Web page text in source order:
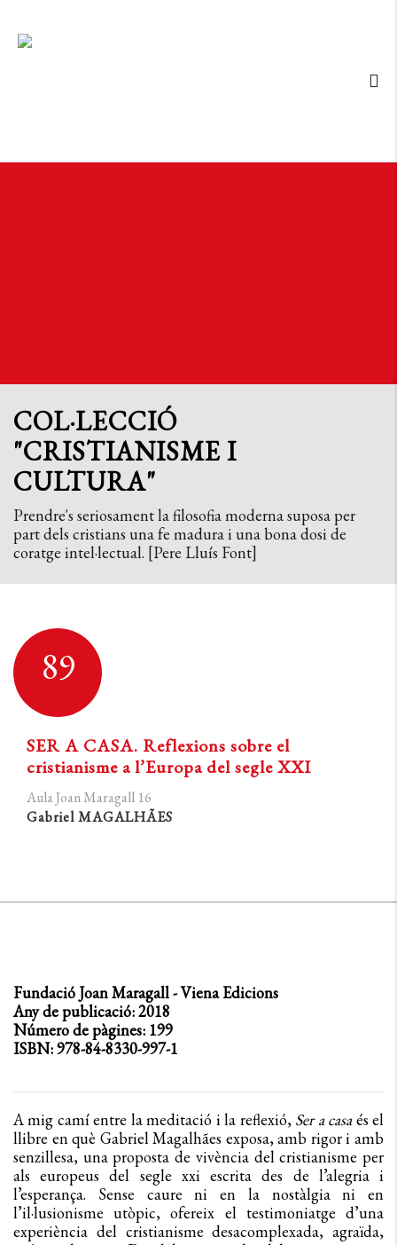
COL·LECCIÓ
"CRISTIANISME I
CULTURA"
Prendre's seriosament la filosofia moderna suposa per
part dels cristians una fe madura i una bona dosi de
coratge intel·lectual. [Pere Lluís Font]
89
SER A CASA. Reflexions sobre el
cristianisme a l’Europa del segle XXI
Aula Joan Maragall 16
Gabriel MAGALHÃES
Fundació Joan Maragall - Viena Edicions
Any de publicació: 2018
Número de pàgines: 199
ISBN: 978-84-8330-997-1
A mig camí entre la meditació i la reflexió, Ser a casaés el
llibre en què Gabriel Magalhães exposa, amb rigor i amb
senzillesa, una proposta de vivència del cristianisme per
als europeus del segle xxi escrita des de l’alegria i
l’esperança. Sense caure ni en la nostàlgia ni en
l’il·lusionisme utòpic, ofereix el testimoniatge d’una
experiència del cristianisme desacomplexada, agraïda,